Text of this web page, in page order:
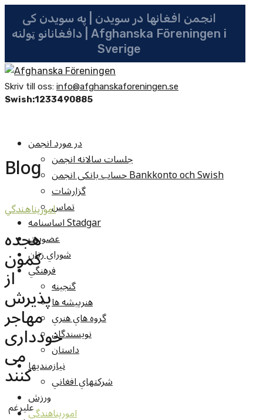
انجمن افغانها در سویدن | په سویدن کی
دافغانانو ټولنه | Afghanska Föreningen i
Sverige
Skriv till oss: info@afghanskaforeningen.se
Swish:1233490885
در مورد انجمن
جلسات سالانه انجمن
حساب بانکی انجمن Bankkonto och Swish
گزارشات
تماس
اساسنامه Stadgar
عضویت
شوراي زنان
فرهنگي
گنجينه
هنرپيشه ها
گروه هاي هنري
نويسندگان
داستان
نيازمنديها
شرکتهاي افغاني
ورزش
امورپناهندگي
Blog
امورپناهندگي
هجده
کمون
از
پذیرش
مهاجر
خودداری
می
کنند
علیرغم